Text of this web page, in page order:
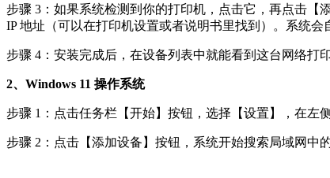
步骤 3：如果系统检测到你的打印机，点击它，再点击【
IP 地址（可以在打印机设置或者说明书里找到）。系统会
步骤 4：安装完成后，在设备列表中就能看到这台网络打
2、Windows 11 操作系统​
步骤 1：点击任务栏【开始】按钮，选择【设置】，在左
步骤 2：点击【添加设备】按钮，系统开始搜索局域网中